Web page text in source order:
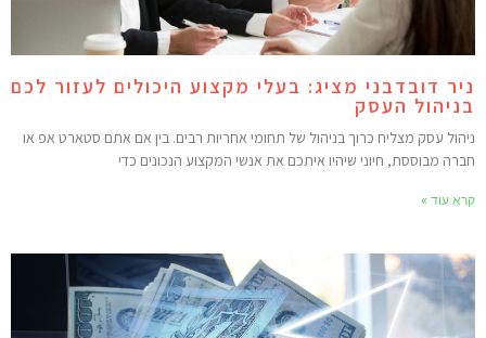
דובדבני מציג: בעלי מקצוע היכולים לעזור לכם
העסק
עסק מצליח כרוך בניהול של תחומי אחריות רבים. בין אם אתם סטארט אפ או
מבוססת, חיוני שיהיו איתכם את אנשי המקצוע הנכונים כדי
עוד »